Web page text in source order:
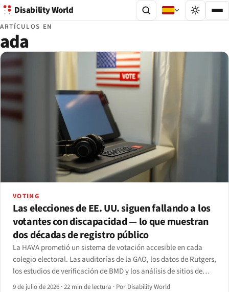
Disability World
ARTÍCULOS EN
ada
VOTING
Las elecciones de EE. UU. siguen fallando a los
votantes con discapacidad — lo que muestran
dos décadas de registro público
La HAVA prometió un sistema de votación accesible en cada
colegio electoral. Las auditorías de la GAO, los datos de Rutgers,
los estudios de verificación de BMD y los análisis de sitios de
registro muestran la brecha que persiste — y los plazos web del
9 de julio de 2026 ·22 min de lectura · Por Disability World